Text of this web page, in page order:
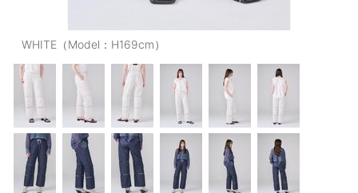
PANTS/SKIRT : パンツ・スカート
TOPS : トップス
OUTERS : アウター
OUTLET : アウトレット
MENS : メンズ
LADIES : レディース
WHITE（Model：H169cm）